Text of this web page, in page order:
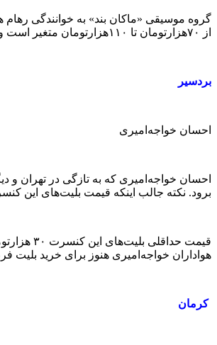
از ۷۰‌هزارتومان تا ۱۱۰‌هزارتومان متغیر است و علاقمندان برای خرید بلیت هنوز فرصت دارند.
بردسیر
احسان خواجه‌امیری
برود. نکته جالب اینکه قیمت‌ بلیت‌های این
هواداران خواجه‌امیری هنوز برای خرید بلیت
کرمان